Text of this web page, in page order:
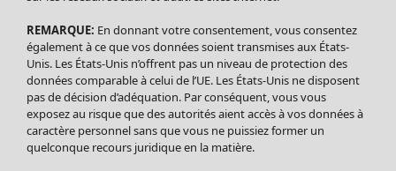
Robes
Tuniques
Blouses
Tops
Gilets
Pantalon
Jupes
REMARQUE: En donnant votre consentement, vous consentez
également à ce que vos données soient transmises aux États-
Unis. Les États-Unis n’offrent pas un niveau de protection des
données comparable à celui de l’UE. Les États-Unis ne disposent
pas de décision d’adéquation. Par conséquent, vous vous
exposez au risque que des autorités aient accès à vos données à
caractère personnel sans que vous ne puissiez former un
quelconque recours juridique en la matière.